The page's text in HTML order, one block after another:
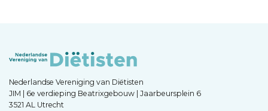
Nederlandse Vereniging van Diëtisten
JIM | 6e verdieping Beatrixgebouw | Jaarbeursplein 6
3521 AL Utrecht